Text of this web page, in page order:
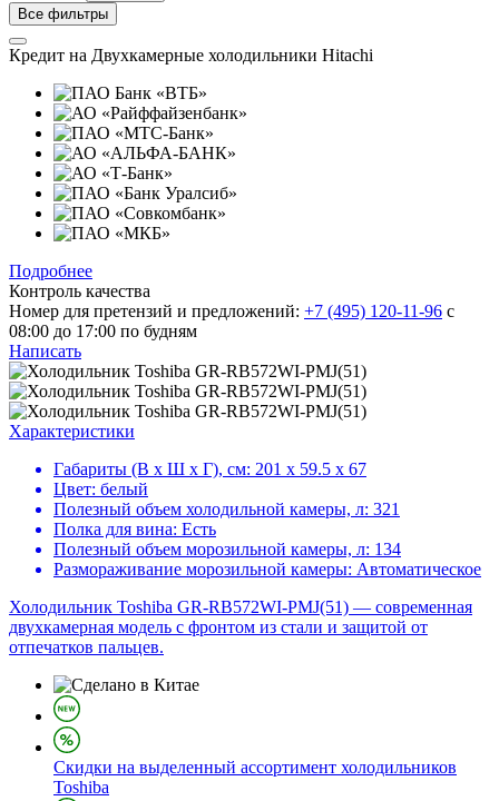
Все фильтры
Кредит на Двухкамерные холодильники Hitachi
Подробнее
Контроль качества
Номер для претензий и предложений: +7 (495) 120-11-96 с
08:00 до 17:00 по будням
Написать
Характеристики
Габариты (В х Ш х Г), см: 201 х 59.5 х 67
Цвет: белый
Полезный объем холодильной камеры, л: 321
Полка для вина: Есть
Полезный объем морозильной камеры, л: 134
Размораживание морозильной камеры: Автоматическое
Холодильник Toshiba GR-RB572WI-PMJ(51) — современная
двухкамерная модель с фронтом из стали и защитой от
отпечатков пальцев.
Скидки на выделенный ассортимент холодильников
Toshiba